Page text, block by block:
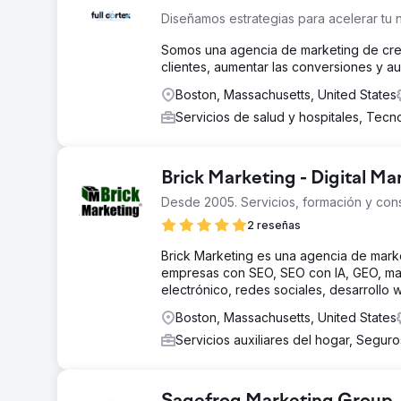
Diseñamos estrategias para acelerar tu
Somos una agencia de marketing de
clientes, aumentar las conversiones y
Boston, Massachusetts, United States
Servicios de salud y hospitales,
Brick Marketing - Digital
Desde 2005. Servicios, formación y
2 reseñas
Brick Marketing es una agencia de
empresas con SEO, SEO con IA, GEO,
electrónico, redes sociales, desarrollo
Boston, Massachusetts, United States
Servicios auxiliares del hogar,